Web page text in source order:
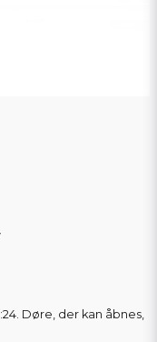
Døre, der kan åbnes,